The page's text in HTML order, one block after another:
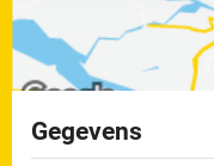
Gegevens